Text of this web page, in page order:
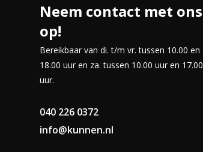
Neem contact met ons
op!
Bereikbaar van di. t/m vr. tussen 10.00 en
18.00 uur en za. tussen 10.00 uur en 17.00
uur.
040 226 0372
info@kunnen.nl